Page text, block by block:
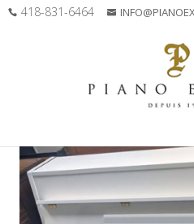
418-831-6464